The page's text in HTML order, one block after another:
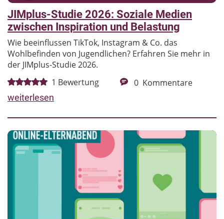
JIMplus-Studie 2026: Soziale Medien
zwischen Inspiration und Belastung
Wie beeinflussen TikTok, Instagram & Co. das
Wohlbefinden von Jugendlichen? Erfahren Sie mehr in
der JIMplus-Studie 2026.
1 Bewertung 0 Kommentare
weiterlesen